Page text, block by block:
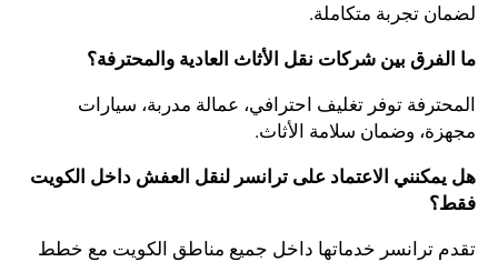
لضمان تجربة متكاملة.
ما الفرق بين شركات نقل الأثاث العادية والمحترفة؟
المحترفة توفر تغليف احترافي، عمالة مدربة، سيارات
مجهزة، وضمان سلامة الأثاث.
هل يمكنني الاعتماد على ترانسر لنقل العفش داخل الكويت
فقط؟
تقدم ترانسر خدماتها داخل جميع مناطق الكويت مع خطط